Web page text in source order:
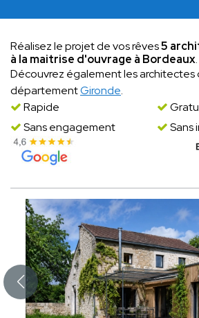
Réalisez le projet de vos rêves5
à la maitrise d'ouvrage à Bordeaux.
Découvrez également les architectes
départementGironde.
Rapide
Sans engagement
Sans